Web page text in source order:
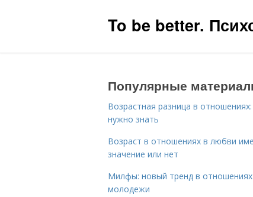
To be better.
Популярные
Возрастная разница в
нужно знать
Возраст в отношениях в любви
значение или нет
Милфы: новый тренд в отношениях
молодежи